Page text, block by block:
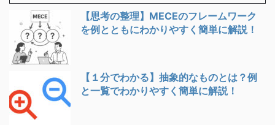
【思考の整理】MECEのフレームワーク
を例とともにわかりやすく簡単に解説！
【１分でわかる】抽象的なものとは？例
と一覧でわかりやすく簡単に解説！